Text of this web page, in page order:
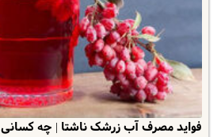
فواید مصرف آب زرشک ناشتا | چه کسانی